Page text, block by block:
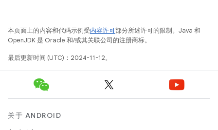
本页面上的内容和代码示例受内容许可部分所述许可的限制。Java 和
OpenJDK 是 Oracle 和/或其关联公司的注册商标。
最后更新时间 (UTC)：2024-11-12。
关于 ANDROID